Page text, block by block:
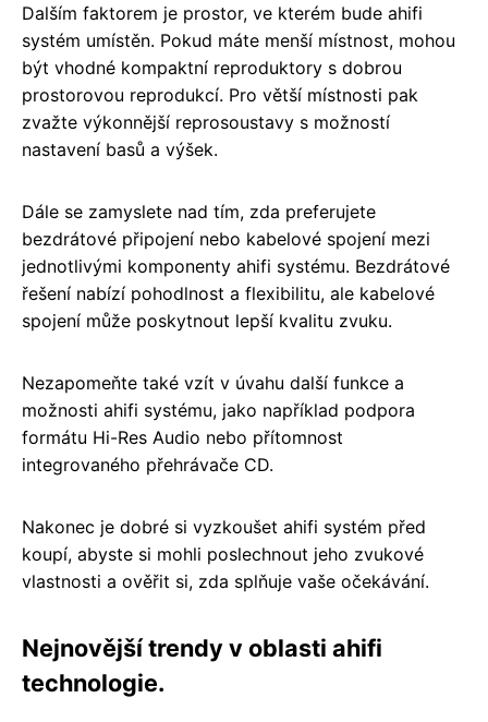
Dalším faktorem je prostor, ve kterém bude ahifi
systém umístěn. Pokud máte menší místnost, mohou
být vhodné kompaktní reproduktory s dobrou
prostorovou reprodukcí. Pro větší místnosti pak
zvažte výkonnější reprosoustavy s možností
nastavení basů a výšek.
Dále se zamyslete nad tím, zda preferujete
bezdrátové připojení nebo kabelové spojení mezi
jednotlivými komponenty ahifi systému. Bezdrátové
řešení nabízí pohodlnost a flexibilitu, ale kabelové
spojení může poskytnout lepší kvalitu zvuku.
Nezapomeňte také vzít v úvahu další funkce a
možnosti ahifi systému, jako například podpora
formátu Hi-Res Audio nebo přítomnost
integrovaného přehrávače CD.
Nakonec je dobré si vyzkoušet ahifi systém před
koupí, abyste si mohli poslechnout jeho zvukové
vlastnosti a ověřit si, zda splňuje vaše očekávání.
Nejnovější trendy v oblasti ahifi
technologie.